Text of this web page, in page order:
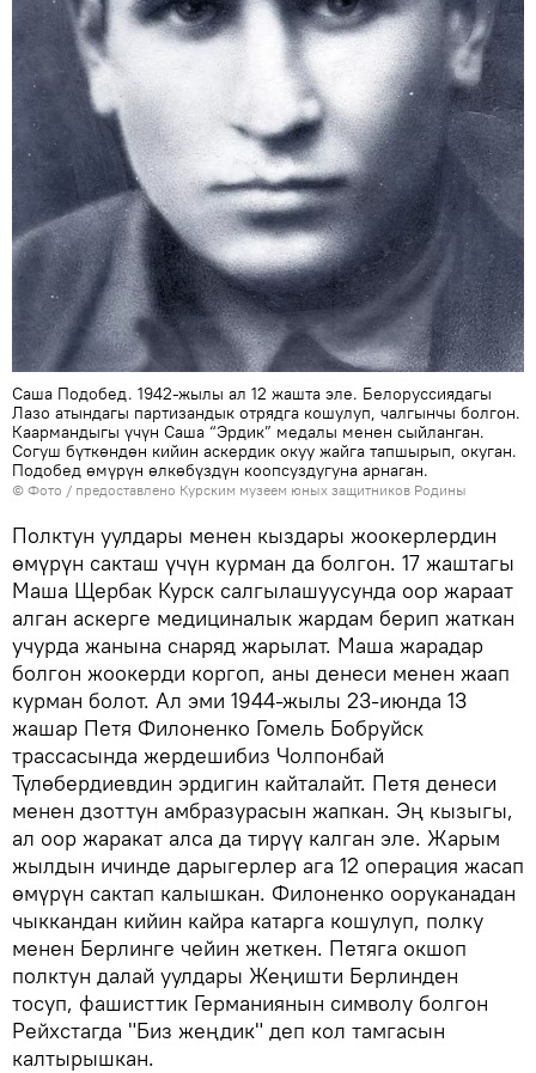
Саша Подобед. 1942-жылы ал 12 жашта эле. Белоруссиядагы
Лазо атындагы партизандык отрядга кошулуп, чалгынчы болгон.
Каармандыгы үчүн Саша “Эрдик” медалы менен сыйланган.
Согуш бүткөндөн кийин аскердик окуу жайга тапшырып, окуган.
Подобед өмүрүн өлкөбүздүн коопсуздугуна арнаган.
© Фото / предоставлено Курским музеем юных защитников Родины
Полктун уулдары менен кыздары жоокерлердин
өмүрүн сакташ үчүн курман да болгон. 17 жаштагы
Маша Щербак Курск салгылашуусунда оор жараат
алган аскерге медициналык жардам берип жаткан
учурда жанына снаряд жарылат. Маша жарадар
болгон жоокерди коргоп, аны денеси менен жаап
курман болот. Ал эми 1944-жылы 23-июнда 13
жашар Петя Филоненко Гомель Бобруйск
трассасында жердешибиз Чолпонбай
Түлөбердиевдин эрдигин кайталайт. Петя денеси
менен дзоттун амбразурасын жапкан. Эң кызыгы,
ал оор жаракат алса да тирүү калган эле. Жарым
жылдын ичинде дарыгерлер ага 12 операция жасап
өмүрүн сактап калышкан. Филоненко ооруканадан
чыккандан кийин кайра катарга кошулуп, полку
менен Берлинге чейин жеткен. Петяга окшоп
полктун далай уулдары Жеңишти Берлинден
тосуп, фашисттик Германиянын символу болгон
Рейхстагда "Биз жеңдик" деп кол тамгасын
калтырышкан.